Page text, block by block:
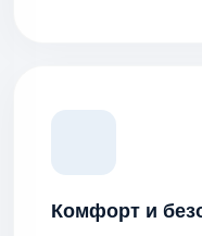
Комфорт и